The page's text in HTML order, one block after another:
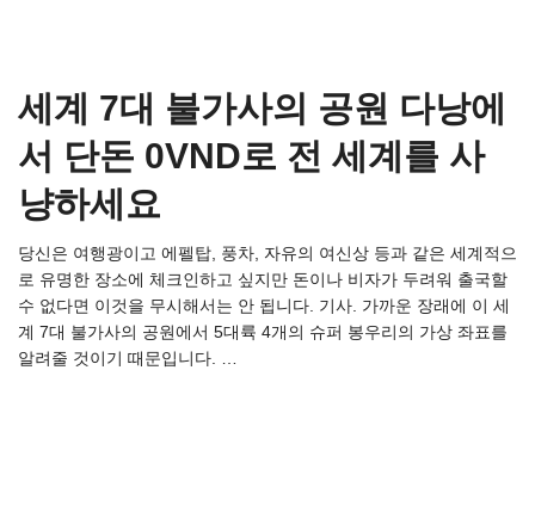
세계 7대 불가사의 공원 다낭에
서 단돈 0VND로 전 세계를 사
냥하세요
당신은 여행광이고 에펠탑, 풍차, 자유의 여신상 등과 같은 세계적으
로 유명한 장소에 체크인하고 싶지만 돈이나 비자가 두려워 출국할
수 없다면 이것을 무시해서는 안 됩니다. 기사. 가까운 장래에 이 세
계 7대 불가사의 공원에서 5대륙 4개의 슈퍼 봉우리의 가상 좌표를
알려줄 것이기 때문입니다. …